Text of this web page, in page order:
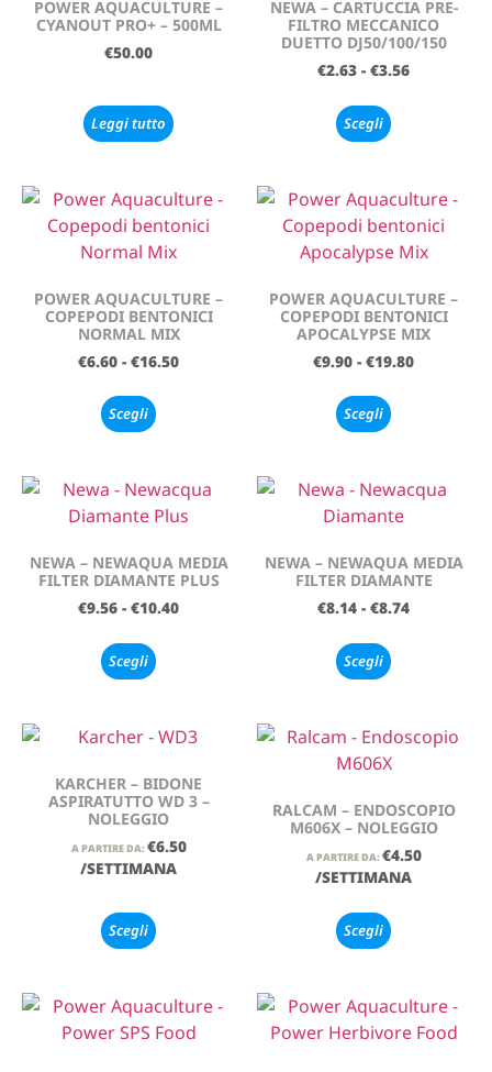
POWER AQUACULTURE –
CYANOUT PRO+ – 500ML
€50.00
Leggi tutto
NEWA – CARTUCCIA PRE-
FILTRO MECCANICO
DUETTO DJ50/100/150
€2.63 - €3.56
Scegli
POWER AQUACULTURE –
COPEPODI BENTONICI
NORMAL MIX
€6.60 - €16.50
Scegli
POWER AQUACULTURE –
COPEPODI BENTONICI
APOCALYPSE MIX
€9.90 - €19.80
Scegli
NEWA – NEWAQUA MEDIA
FILTER DIAMANTE PLUS
€9.56 - €10.40
Scegli
NEWA – NEWAQUA MEDIA
FILTER DIAMANTE
€8.14 - €8.74
Scegli
KARCHER – BIDONE
ASPIRATUTTO WD 3 –
NOLEGGIO
A PARTIRE DA: €6.50
/SETTIMANA
Scegli
RALCAM – ENDOSCOPIO
M606X – NOLEGGIO
A PARTIRE DA: €4.50
/SETTIMANA
Scegli